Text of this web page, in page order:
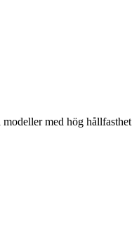
med hög hållfasthet